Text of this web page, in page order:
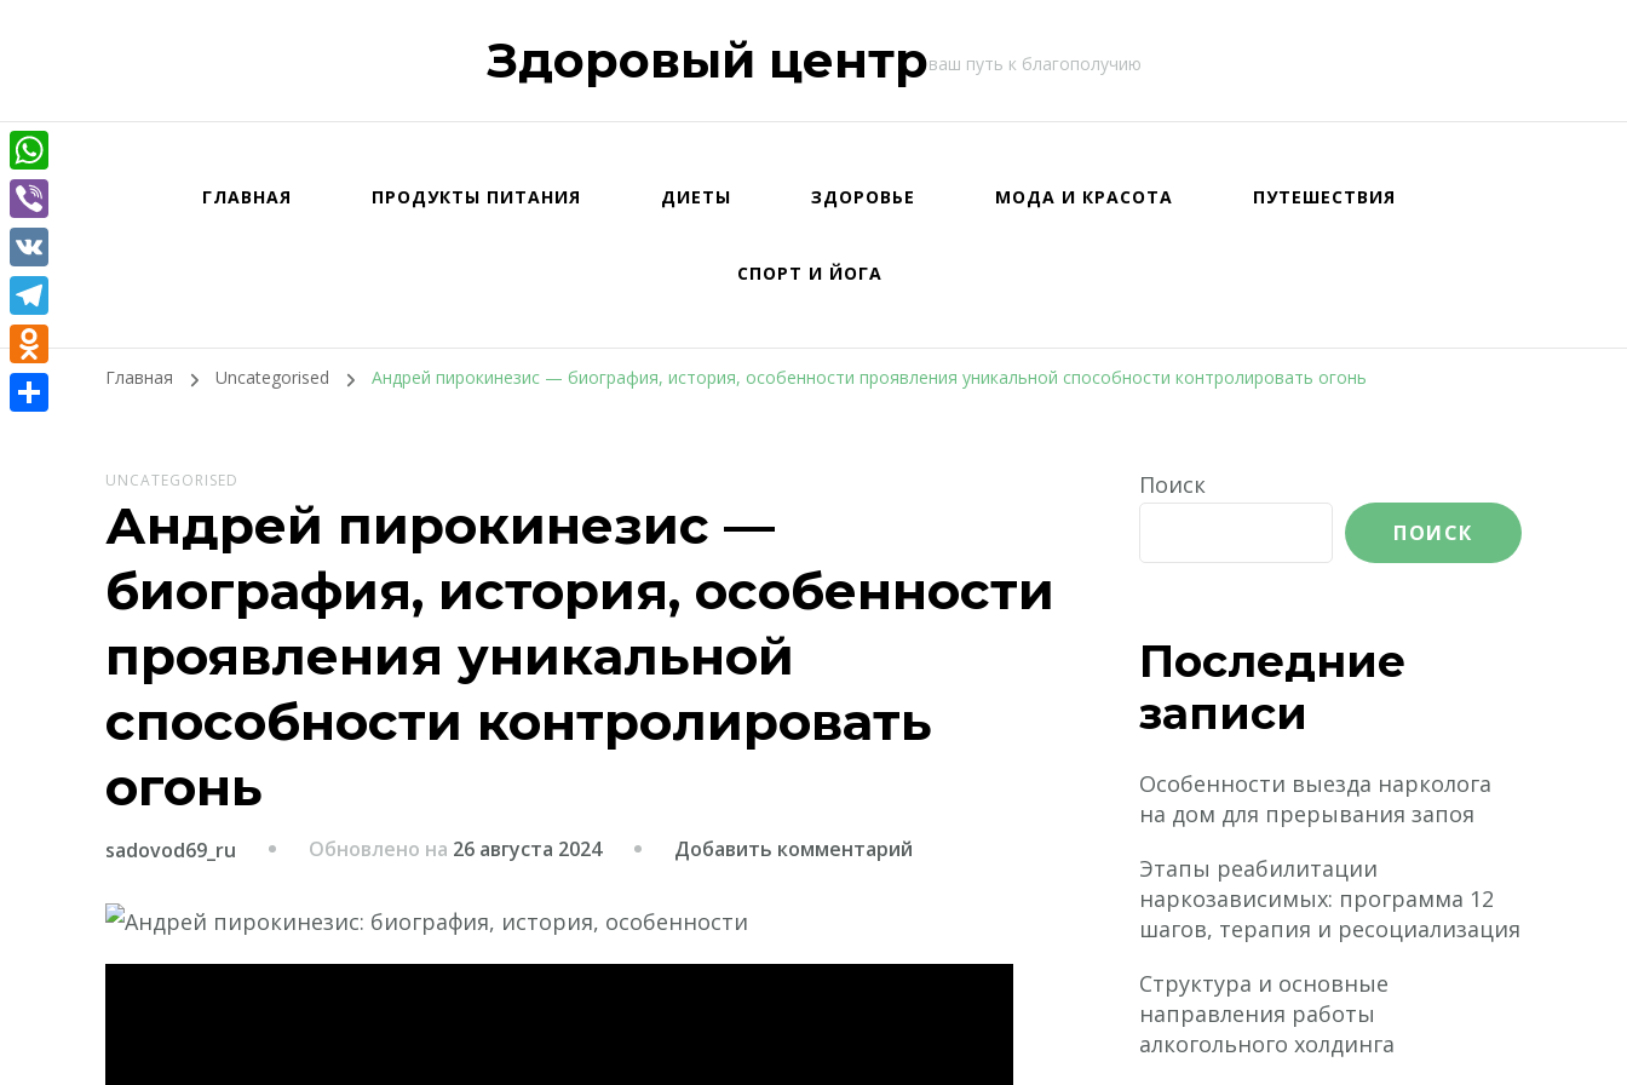
Здоровый центрваш путь к благополучию
ГЛАВНАЯ ПРОДУКТЫ ПИТАНИЯ ДИЕТЫ ЗДОРОВЬЕ МОДА И КРАСОТА ПУТЕШЕСТВИЯ
СПОРТ И ЙОГА
Главная Uncategorised Андрей пирокинезис — биография, история, особенности проявления уникальной способности контролировать огонь
UNCATEGORISED
Андрей пирокинезис —
биография, история, особенности
проявления уникальной
способности контролировать
огонь
sadovod69_ru Обновлено на 26 августа 2024 Добавить комментарий
Поиск
ПОИСК
Последние
записи
Особенности выезда нарколога
на дом для прерывания запоя
Этапы реабилитации
наркозависимых: программа 12
шагов, терапия и ресоциализация
Структура и основные
направления работы
алкогольного холдинга
WhatsApp
Viber
VK
Telegram
Odnoklassniki